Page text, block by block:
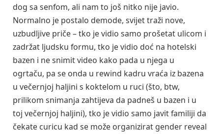
dog sa senfom, ali nam to još nitko nije javio.
Normalno je postalo demode, svijet traži nove,
uzbudljive priče – tko je vidio samo prošetat ulicom i
zadržat ljudsku formu, tko je vidio doć na hotelski
bazen i ne snimit video kako pada u njega u
ogrtaču, pa se onda u rewind kadru vraća iz bazena
u večernjoj haljini s koktelom u ruci (što, btw,
prilikom snimanja zahtijeva da padneš u bazen i u
toj večernjoj haljini), tko je vidio samo javit familiji da
čekate curicu kad se može organizirat gender reveal